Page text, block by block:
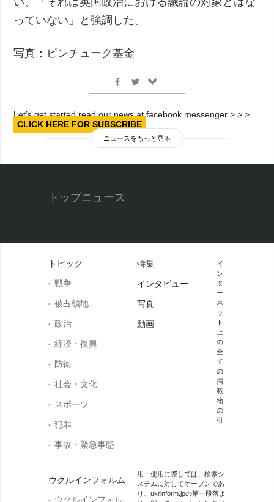
っていない」と強調した。
写真：ピンチューク基金
Let’s get started read our news at facebook messenger > > >
CLICK HERE FOR SUBSCRIBE
ニュースをもっと見る
トップニュース
トピック
戦争
被占領地
政治
経済・復興
防衛
社会・文化
スポーツ
犯罪
事故・緊急事態
ウクルインフォルム
ウクルインフォル
特集
インタビュー
写真
動画
イ
ン
タ
ー
ネ
ッ
ト
上
の
全
て
の
掲
載
物
の
引
用・使用に際しては、検索シ
ステムに対してオープンであ
り、ukrinform.jpの第一段落よ